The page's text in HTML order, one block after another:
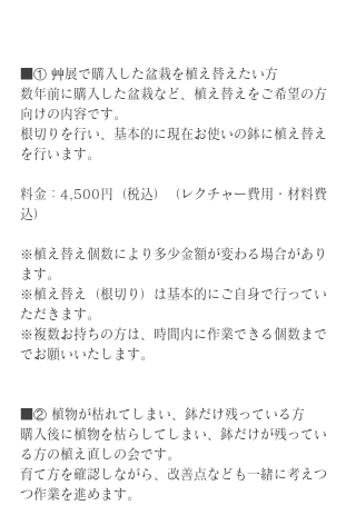
■① 艸展で購入した盆栽を植え替えたい方
数年前に購入した盆栽など、植え替えをご希望の方
向けの内容です。
根切りを行い、基本的に現在お使いの鉢に植え替え
を行います。
料金：4,500円（税込）（レクチャー費用・材料費
込）
※植え替え個数により多少金額が変わる場合があり
ます。
※植え替え（根切り）は基本的にご自身で行ってい
ただきます。
※複数お持ちの方は、時間内に作業できる個数まで
でお願いいたします。
■② 植物が枯れてしまい、鉢だけ残っている方
購入後に植物を枯らしてしまい、鉢だけが残ってい
る方の植え直しの会です。
育て方を確認しながら、改善点なども一緒に考えつ
つ作業を進めます。